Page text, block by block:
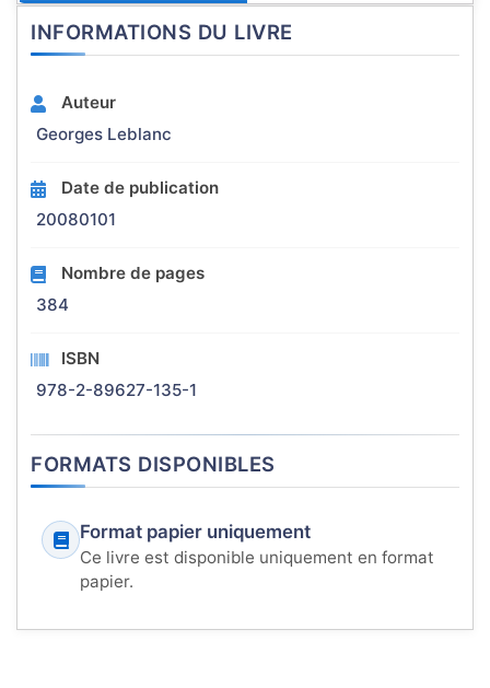
INFORMATIONS DU LIVRE
Auteur
Georges Leblanc
Date de publication
20080101
Nombre de pages
384
ISBN
978-2-89627-135-1
FORMATS DISPONIBLES
Format papier uniquement
Ce livre est disponible uniquement en format
papier.